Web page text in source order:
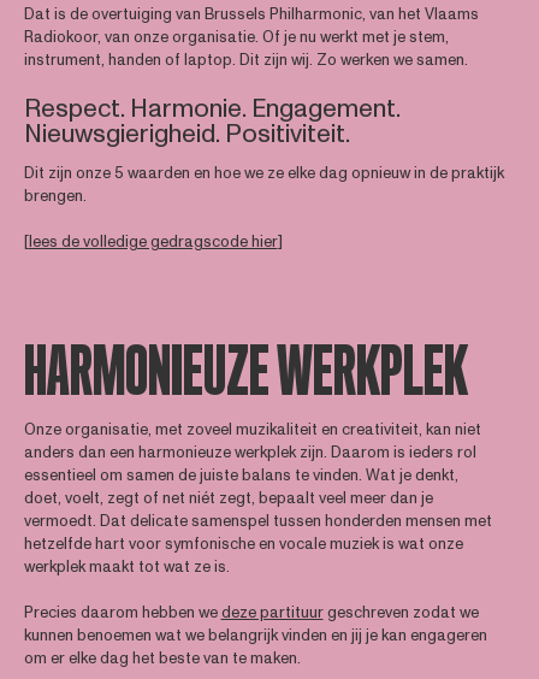
Dat is de overtuiging van Brussels Philharmonic, van het Vlaams
Radiokoor, van onze organisatie. Of je nu werkt met je stem,
instrument, handen of laptop. Dit zijn wij. Zo werken we samen.
Respect. Harmonie. Engagement.
Nieuwsgierigheid. Positiviteit.
Dit zijn onze 5 waarden en hoe we ze elke dag opnieuw in de praktijk
brengen.
[lees de volledige gedragscode hier]
HARMONIEUZE WERKPLEK
Onze organisatie, met zoveel muzikaliteit en creativiteit, kan niet
anders dan een harmonieuze werkplek zijn. Daarom is ieders rol
essentieel om samen de juiste balans te vinden. Wat je denkt,
doet, voelt, zegt of net niét zegt, bepaalt veel meer dan je
vermoedt. Dat delicate samenspel tussen honderden mensen met
hetzelfde hart voor symfonische en vocale muziek is wat onze
werkplek maakt tot wat ze is.
Precies daarom hebben wedeze partituurgeschreven zodat we
kunnen benoemen wat we belangrijk vinden en jij je kan engageren
om er elke dag het beste van te maken.